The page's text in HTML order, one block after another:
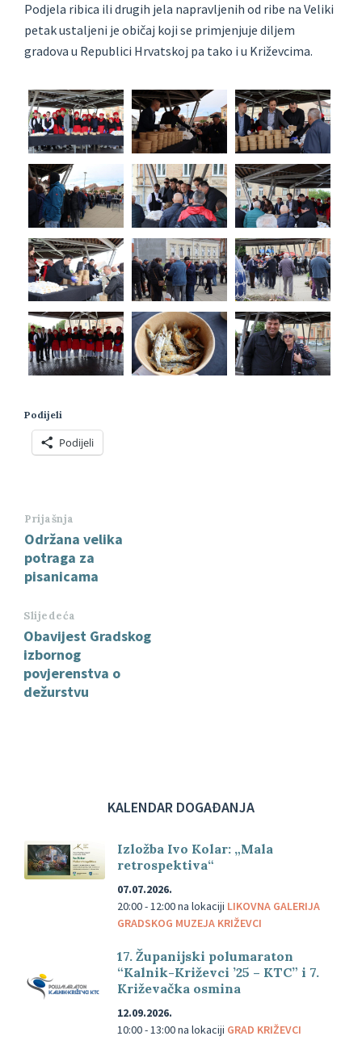
Podjela ribica ili drugih jela napravljenih od ribe na Veliki
petak ustaljeni je običaj koji se primjenjuje diljem
gradova u Republici Hrvatskoj pa tako i u Križevcima.
Podijeli
Podijeli
Prijašnja
Održana velika
potraga za
pisanicama
Slijedeća
Obavijest Gradskog
izbornog
povjerenstva o
dežurstvu
KALENDAR DOGAĐANJA
Izložba Ivo Kolar: „Mala
retrospektiva“
07.07.2026.
20:00 - 12:00na lokaciji LIKOVNA GALERIJA
GRADSKOG MUZEJA KRIŽEVCI
17. Županijski polumaraton
“Kalnik-Križevci ’25 – KTC” i 7.
Križevačka osmina
12.09.2026.
10:00 - 13:00na lokaciji GRAD KRIŽEVCI